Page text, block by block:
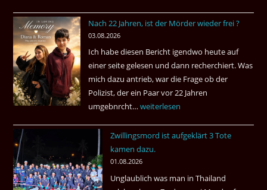
Nach 22 Jahren, ist der Mörder wieder frei ?
03.08.2026
Ich habe diesen Bericht igendwo heute auf
einer seite gelesen und dann recherchiert. Was
mich dazu antrieb, war die Frage ob der
Polizist, der ein Paar vor 22 Jahren
umgebnrcht…Nach
Jahren,
ist
der
Mörder
weiterlesen
Zwillingsmord ist aufgeklärt 3 Tote
kamen dazu.
01.08.2026
Unglaublich was man in Thailand